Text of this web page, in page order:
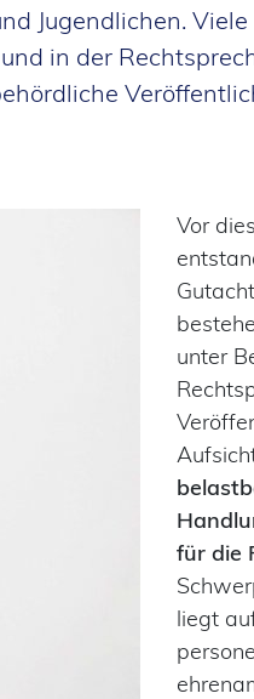
Jugendlichen. Viele
in der
Vor
unter
für die
liegt